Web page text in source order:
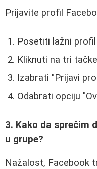
Prijavite profil
Posetiti lažni profil
Kliknuti na tri
Izabrati "Prijavi
Odabrati opciju
3. Kako da sprečim
u grupe?
Nažalost, Facebook